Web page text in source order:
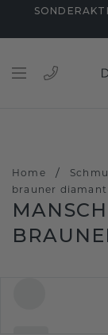
Home /
brauner diamant